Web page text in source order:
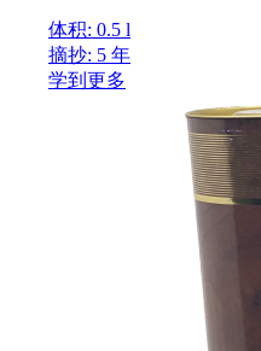
体积: 0.5 l
摘抄: 5 年
学到更多